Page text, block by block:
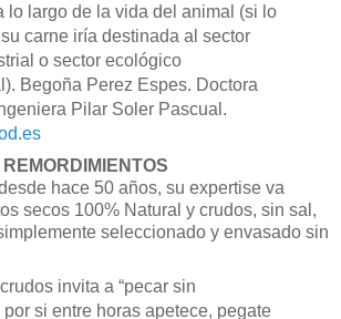
lo largo de la vida del animal (si lo
carne iría destinada al sector
o sector ecológico
Begoña Perez Espes. Doctora
Pilar Soler Pascual.
hace 50 años, su expertise va
secos 100% Natural y crudos, sin sal,
seleccionado y envasado sin
invita a “pecar sin
por si entre horas apetece, pegate